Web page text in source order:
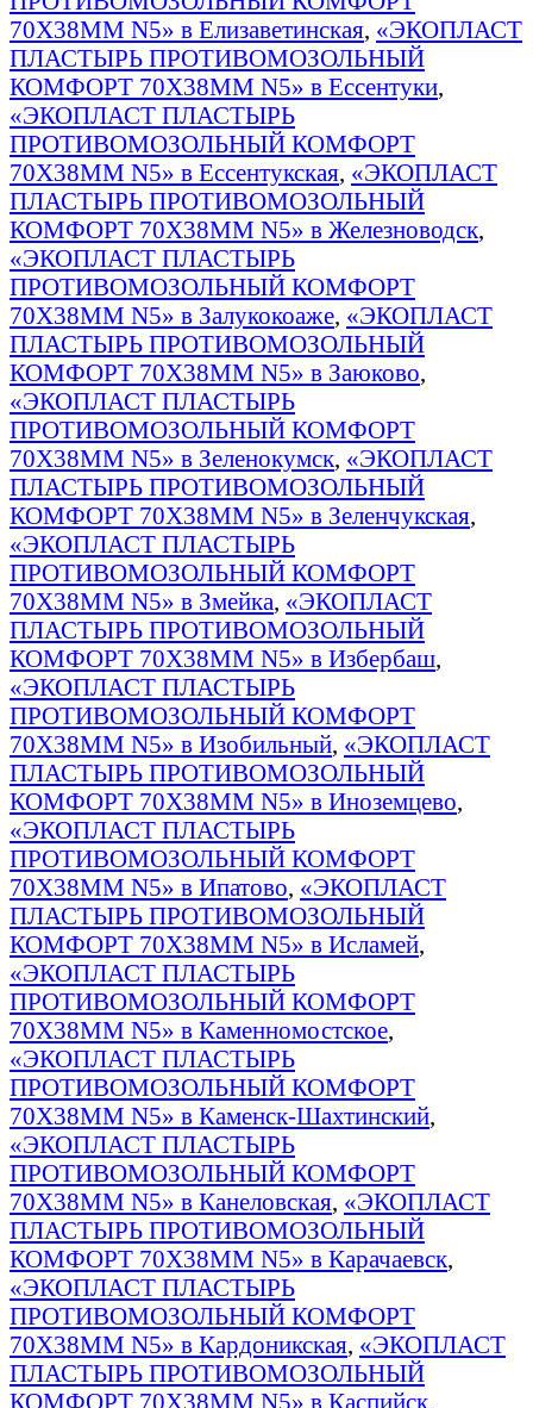
70Х38ММ N5» в Елизаветинская, «ЭКОПЛАСТ
ПЛАСТЫРЬ ПРОТИВОМОЗОЛЬНЫЙ
КОМФОРТ 70Х38ММ N5» в Ессентуки,
«ЭКОПЛАСТ ПЛАСТЫРЬ
ПРОТИВОМОЗОЛЬНЫЙ КОМФОРТ
70Х38ММ N5» в Ессентукская, «ЭКОПЛАСТ
ПЛАСТЫРЬ ПРОТИВОМОЗОЛЬНЫЙ
КОМФОРТ 70Х38ММ N5» в Железноводск,
«ЭКОПЛАСТ ПЛАСТЫРЬ
ПРОТИВОМОЗОЛЬНЫЙ КОМФОРТ
70Х38ММ N5» в Залукокоаже, «ЭКОПЛАСТ
ПЛАСТЫРЬ ПРОТИВОМОЗОЛЬНЫЙ
КОМФОРТ 70Х38ММ N5» в Заюково,
«ЭКОПЛАСТ ПЛАСТЫРЬ
ПРОТИВОМОЗОЛЬНЫЙ КОМФОРТ
70Х38ММ N5» в Зеленокумск, «ЭКОПЛАСТ
ПЛАСТЫРЬ ПРОТИВОМОЗОЛЬНЫЙ
КОМФОРТ 70Х38ММ N5» в Зеленчукская,
«ЭКОПЛАСТ ПЛАСТЫРЬ
ПРОТИВОМОЗОЛЬНЫЙ КОМФОРТ
70Х38ММ N5» в Змейка, «ЭКОПЛАСТ
ПЛАСТЫРЬ ПРОТИВОМОЗОЛЬНЫЙ
КОМФОРТ 70Х38ММ N5» в Избербаш,
«ЭКОПЛАСТ ПЛАСТЫРЬ
ПРОТИВОМОЗОЛЬНЫЙ КОМФОРТ
70Х38ММ N5» в Изобильный, «ЭКОПЛАСТ
ПЛАСТЫРЬ ПРОТИВОМОЗОЛЬНЫЙ
КОМФОРТ 70Х38ММ N5» в Иноземцево,
«ЭКОПЛАСТ ПЛАСТЫРЬ
ПРОТИВОМОЗОЛЬНЫЙ КОМФОРТ
70Х38ММ N5» в Ипатово, «ЭКОПЛАСТ
ПЛАСТЫРЬ ПРОТИВОМОЗОЛЬНЫЙ
КОМФОРТ 70Х38ММ N5» в Исламей,
«ЭКОПЛАСТ ПЛАСТЫРЬ
ПРОТИВОМОЗОЛЬНЫЙ КОМФОРТ
70Х38ММ N5» в Каменномостское,
«ЭКОПЛАСТ ПЛАСТЫРЬ
ПРОТИВОМОЗОЛЬНЫЙ КОМФОРТ
70Х38ММ N5» в Каменск-Шахтинский,
«ЭКОПЛАСТ ПЛАСТЫРЬ
ПРОТИВОМОЗОЛЬНЫЙ КОМФОРТ
70Х38ММ N5» в Канеловская, «ЭКОПЛАСТ
ПЛАСТЫРЬ ПРОТИВОМОЗОЛЬНЫЙ
КОМФОРТ 70Х38ММ N5» в Карачаевск,
«ЭКОПЛАСТ ПЛАСТЫРЬ
ПРОТИВОМОЗОЛЬНЫЙ КОМФОРТ
70Х38ММ N5» в Кардоникская, «ЭКОПЛАСТ
ПЛАСТЫРЬ ПРОТИВОМОЗОЛЬНЫЙ
КОМФОРТ 70Х38ММ N5» в Каспийск,